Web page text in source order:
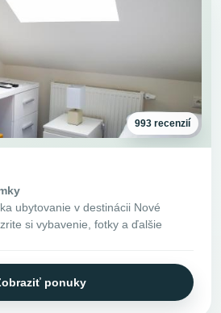
993 recenzií
ubytovanie v destinácii Nové
si vybavenie, fotky a ďalšie
ponuky